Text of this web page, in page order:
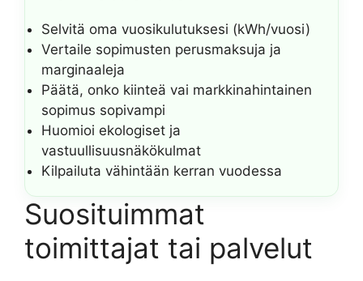
Selvitä oma vuosikulutuksesi (kWh/vuosi)
Vertaile sopimusten perusmaksuja ja
marginaaleja
Päätä, onko kiinteä vai markkinahintainen
sopimus sopivampi
Huomioi ekologiset ja
vastuullisuusnäkökulmat
Kilpailuta vähintään kerran vuodessa
Suosituimmat
toimittajat tai palvelut